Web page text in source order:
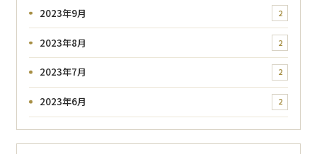
2023年9月 2
2023年8月 2
2023年7月 2
2023年6月 2